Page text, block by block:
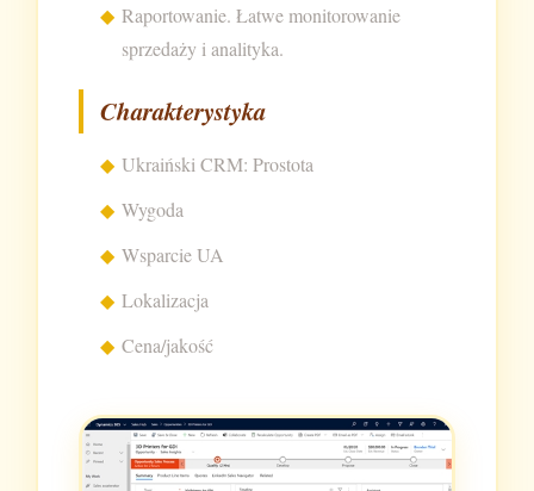
Raportowanie. Łatwe monitorowanie
sprzedaży i analityka.
Charakterystyka
Ukraiński CRM: Prostota
Wygoda
Wsparcie UA
Lokalizacja
Cena/jakość